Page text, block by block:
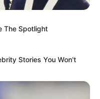
Men Ditching
Pill
The Spotlight
Stories You Won't